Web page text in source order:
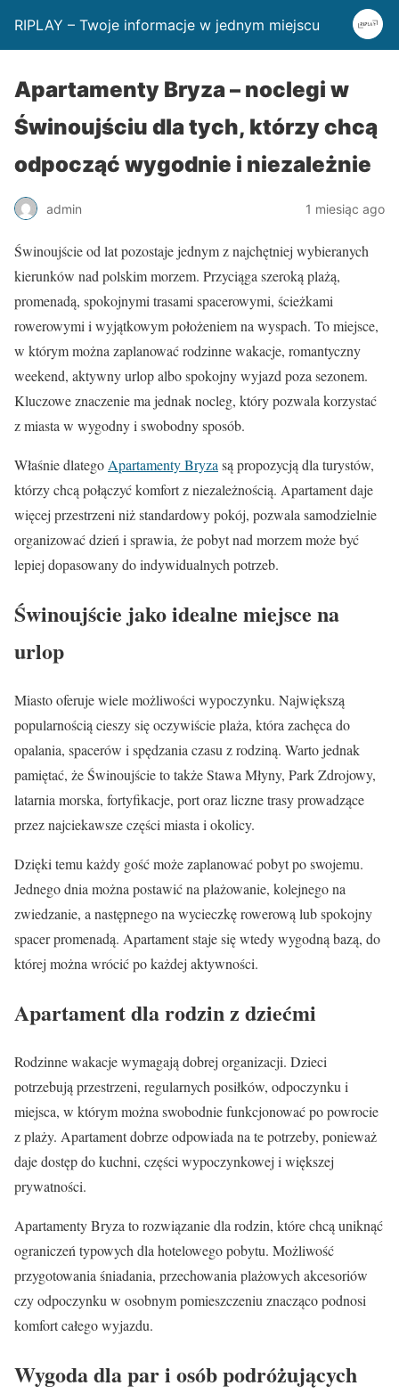
RIPLAY – Twoje informacje w jednym miejscu
Apartamenty Bryza – noclegi w
Świnoujściu dla tych, którzy chcą
odpocząć wygodnie i niezależnie
admin 1 miesiąc ago
Świnoujście od lat pozostaje jednym z najchętniej wybieranych
kierunków nad polskim morzem. Przyciąga szeroką plażą,
promenadą, spokojnymi trasami spacerowymi, ścieżkami
rowerowymi i wyjątkowym położeniem na wyspach. To miejsce,
w którym można zaplanować rodzinne wakacje, romantyczny
weekend, aktywny urlop albo spokojny wyjazd poza sezonem.
Kluczowe znaczenie ma jednak nocleg, który pozwala korzystać
z miasta w wygodny i swobodny sposób.
Właśnie dlatego Apartamenty Bryza są propozycją dla turystów,
którzy chcą połączyć komfort z niezależnością. Apartament daje
więcej przestrzeni niż standardowy pokój, pozwala samodzielnie
organizować dzień i sprawia, że pobyt nad morzem może być
lepiej dopasowany do indywidualnych potrzeb.
Świnoujście jako idealne miejsce na
urlop
Miasto oferuje wiele możliwości wypoczynku. Największą
popularnością cieszy się oczywiście plaża, która zachęca do
opalania, spacerów i spędzania czasu z rodziną. Warto jednak
pamiętać, że Świnoujście to także Stawa Młyny, Park Zdrojowy,
latarnia morska, fortyfikacje, port oraz liczne trasy prowadzące
przez najciekawsze części miasta i okolicy.
Dzięki temu każdy gość może zaplanować pobyt po swojemu.
Jednego dnia można postawić na plażowanie, kolejnego na
zwiedzanie, a następnego na wycieczkę rowerową lub spokojny
spacer promenadą. Apartament staje się wtedy wygodną bazą, do
której można wrócić po każdej aktywności.
Apartament dla rodzin z dziećmi
Rodzinne wakacje wymagają dobrej organizacji. Dzieci
potrzebują przestrzeni, regularnych posiłków, odpoczynku i
miejsca, w którym można swobodnie funkcjonować po powrocie
z plaży. Apartament dobrze odpowiada na te potrzeby, ponieważ
daje dostęp do kuchni, części wypoczynkowej i większej
prywatności.
Apartamenty Bryza to rozwiązanie dla rodzin, które chcą uniknąć
ograniczeń typowych dla hotelowego pobytu. Możliwość
przygotowania śniadania, przechowania plażowych akcesoriów
czy odpoczynku w osobnym pomieszczeniu znacząco podnosi
komfort całego wyjazdu.
Wygoda dla par i osób podróżujących